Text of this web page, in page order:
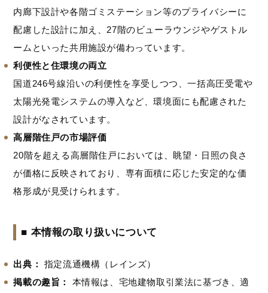
内廊下設計や各階ゴミステーション等のプライバシーに
配慮した設計に加え、27階のビューラウンジやゲストル
ームといった共用施設が備わっています。
利便性と住環境の両立
国道246号線沿いの利便性を享受しつつ、一括高圧受電や
太陽光発電システムの導入など、環境面にも配慮された
設計がなされています。
高層階住戸の市場評価
20階を超える高層階住戸においては、眺望・日照の良さ
が価格に反映されており、専有面積に応じた安定的な価
格形成が見受けられます。
■ 本情報の取り扱いについて
出典：
指定流通機構（レインズ）
掲載の趣旨：
本情報は、宅地建物取引業法に基づき、適